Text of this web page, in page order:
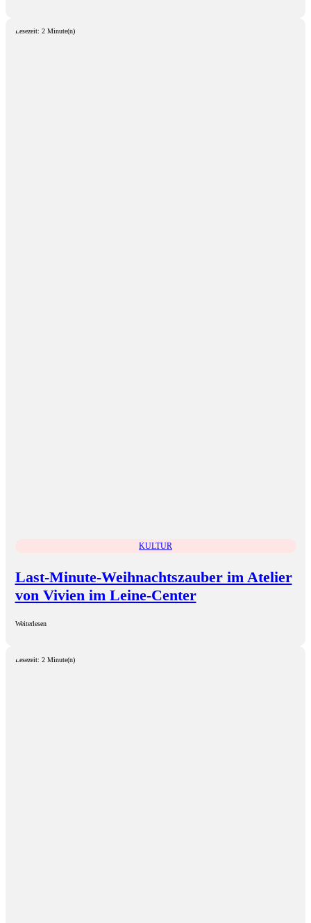
Lesezeit: 2 Minute(n)
KULTUR
Last-Minute-Weihnachtszauber im Atelier
von Vivien im Leine-Center
Weiterlesen
Lesezeit: 2 Minute(n)